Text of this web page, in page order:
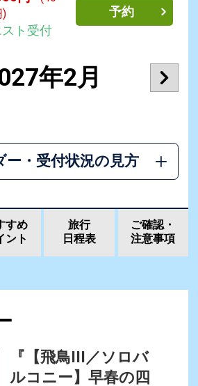
)
スト受付
予約
年2月
ー・受付状況の見方
すめ
ント
旅行
日程表
ご確認・
注意事項
『【飛鳥III／ソロバ
ルコニー】早春の四